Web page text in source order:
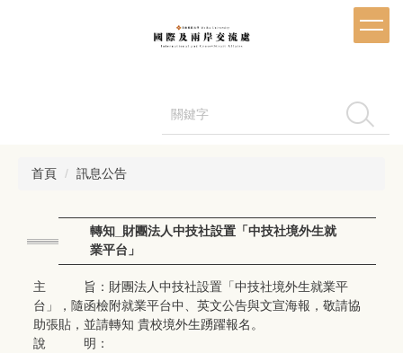
搜尋
首頁 訊息公告
轉知_財團法人中技社設置「中技社境外生就
業平台」
主 旨：財團法人中技社設置「中技社境外生就業平
台」，隨函檢附就業平台中、英文公告與文宣海報，敬請協
助張貼，並請轉知 貴校境外生踴躍報名。
說 明：